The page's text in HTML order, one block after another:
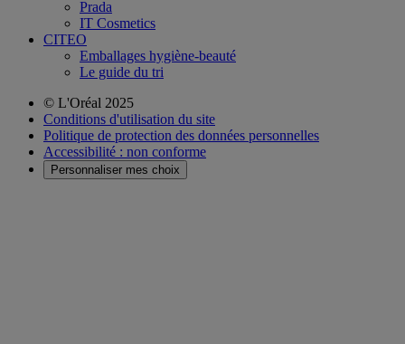
Prada
IT Cosmetics
CITEO
Emballages hygiène-beauté
Le guide du tri
© L'Oréal 2025
Conditions d'utilisation du site
Politique de protection des données personnelles
Accessibilité : non conforme
Personnaliser mes choix